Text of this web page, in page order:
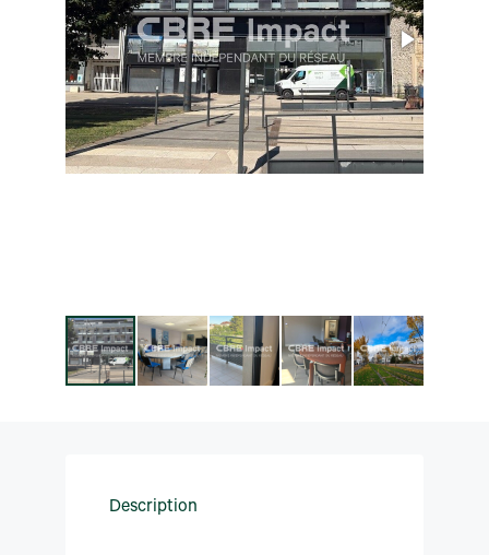
Description